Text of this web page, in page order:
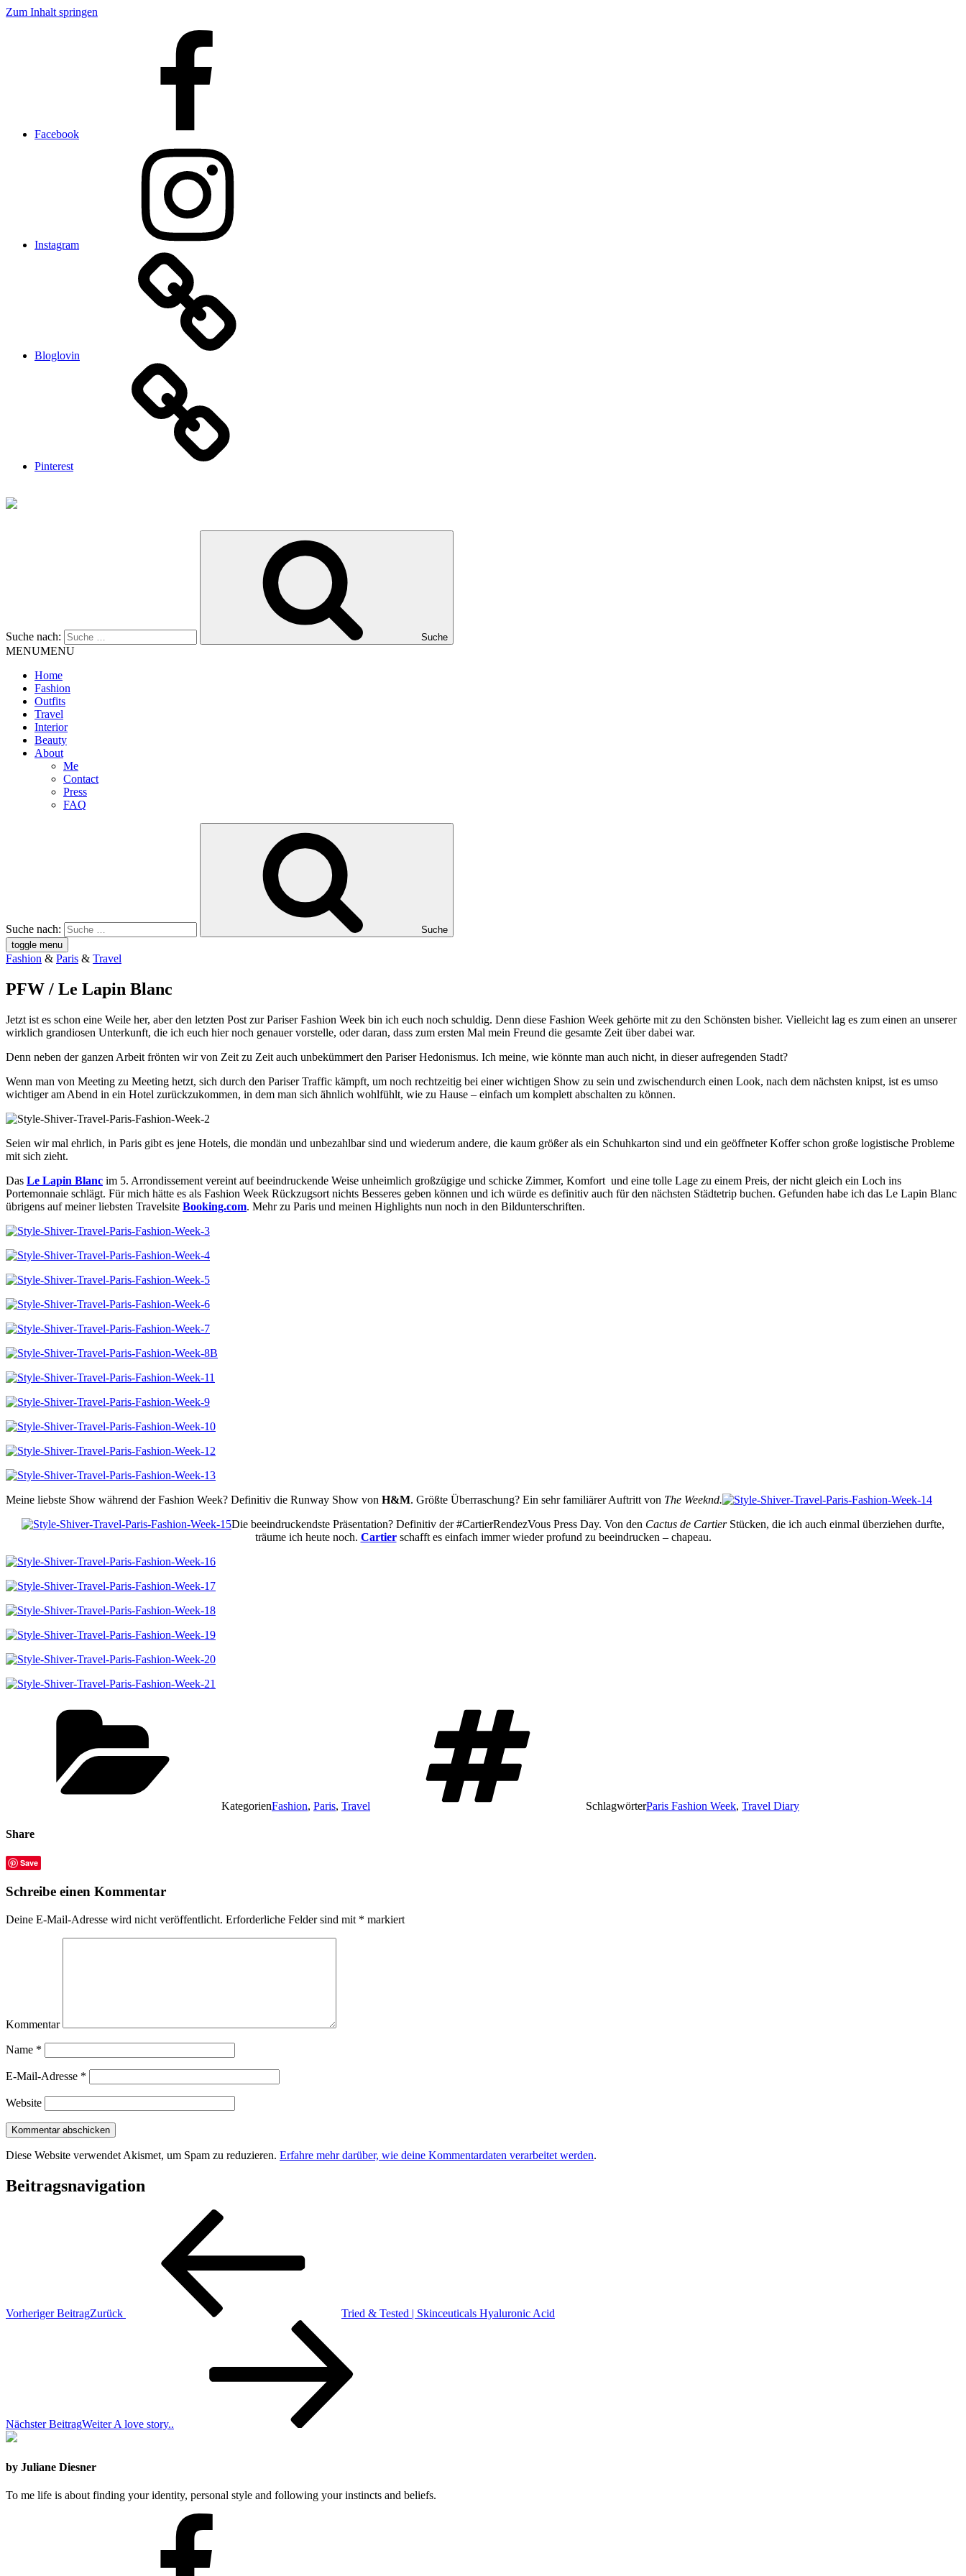
Zum Inhalt springen
Facebook
Instagram
Bloglovin
Pinterest
Suche nach: Suche
MENUMENU
Home
Fashion
Outfits
Travel
Interior
Beauty
About
Me
Contact
Press
FAQ
Suche nach:
Suche
toggle menu
Fashion & Paris & Travel
PFW / Le Lapin Blanc
Jetzt ist es schon eine Weile her, aber den letzten Post zur Pariser Fashion Week bin ich euch noch schuldig. Denn diese Fashion Week gehörte mit zu den Schönsten bisher. Vielleicht lag es zum einen an unserer
wirklich grandiosen Unterkunft, die ich euch hier noch genauer vorstelle, oder daran, dass zum ersten Mal mein Freund die gesamte Zeit über dabei war.
Denn neben der ganzen Arbeit frönten wir von Zeit zu Zeit auch unbekümmert den Pariser Hedonismus. Ich meine, wie könnte man auch nicht, in dieser aufregenden Stadt?
Wenn man von Meeting zu Meeting hetzt, sich durch den Pariser Traffic kämpft, um noch rechtzeitig bei einer wichtigen Show zu sein und zwischendurch einen Look, nach dem nächsten knipst, ist es umso
wichtiger am Abend in ein Hotel zurückzukommen, in dem man sich ähnlich wohlfühlt, wie zu Hause – einfach um komplett abschalten zu können.
Seien wir mal ehrlich, in Paris gibt es jene Hotels, die mondän und unbezahlbar sind und wiederum andere, die kaum größer als ein Schuhkarton sind und ein geöffneter Koffer schon große logistische Probleme
mit sich zieht.
Das Le Lapin Blanc im 5. Arrondissement vereint auf beeindruckende Weise unheimlich großzügige und schicke Zimmer, Komfort und eine tolle Lage zu einem Preis, der nicht gleich ein Loch ins
Portemonnaie schlägt. Für mich hätte es als Fashion Week Rückzugsort nichts Besseres geben können und ich würde es definitiv auch für den nächsten Städtetrip buchen. Gefunden habe ich das Le Lapin Blanc
übrigens auf meiner liebsten Travelsite Booking.com. Mehr zu Paris und meinen Highlights nun noch in den Bildunterschriften.
Meine liebste Show während der Fashion Week? Definitiv die Runway Show von H&M. Größte Überraschung? Ein sehr familiärer Auftritt von The Weeknd.
Die beeindruckendste Präsentation? Definitiv der #CartierRendezVous Press Day. Von den Cactus de CartierStücken, die ich auch einmal überziehen durfte,
träume ich heute noch. Cartierschafft es einfach immer wieder profund zu beeindrucken – chapeau.
KategorienFashion, Paris, Travel SchlagwörterParis Fashion Week, Travel Diary
Share
Save
Schreibe einen Kommentar
Deine E-Mail-Adresse wird nicht veröffentlicht. Erforderliche Felder sind mit * markiert
Kommentar
Name *
E-Mail-Adresse *
Website
Diese Website verwendet Akismet, um Spam zu reduzieren. Erfahre mehr darüber, wie deine Kommentardaten verarbeitet werden.
Beitragsnavigation
Vorheriger BeitragZurück Tried & Tested | Skinceuticals Hyaluronic Acid
Nächster BeitragWeiterA love story..
by Juliane Diesner
To me life is about finding your identity, personal style and following your instincts and beliefs.